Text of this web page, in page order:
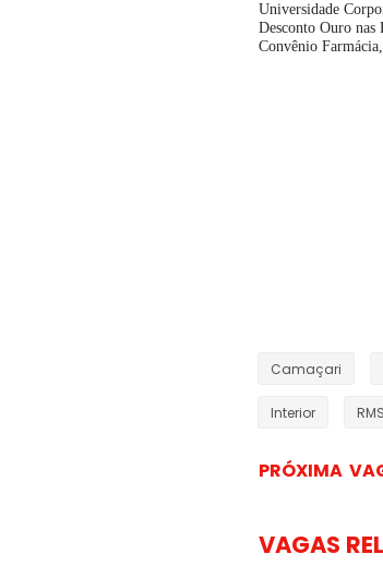
Universidade
Desconto Ouro nas
Convênio
Camaçari
Interior RMS
PRÓXIMA
VAGAS